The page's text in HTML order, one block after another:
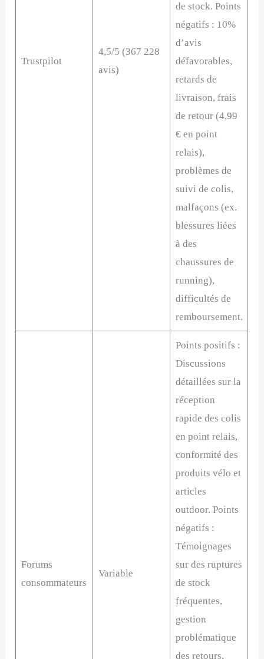
Trustpilot
4,5/5 (367 228
avis)
de stock. Points
négatifs : 10%
d’avis
défavorables,
retards de
livraison, frais
de retour (4,99
€ en point
relais),
problèmes de
suivi de colis,
malfaçons (ex.
blessures liées
à des
chaussures de
running),
difficultés de
remboursement.
Forums
consommateurs
Variable
Points positifs :
Discussions
détaillées sur la
réception
rapide des colis
en point relais,
conformité des
produits vélo et
articles
outdoor. Points
négatifs :
Témoignages
sur des ruptures
de stock
fréquentes,
gestion
problématique
des retours,